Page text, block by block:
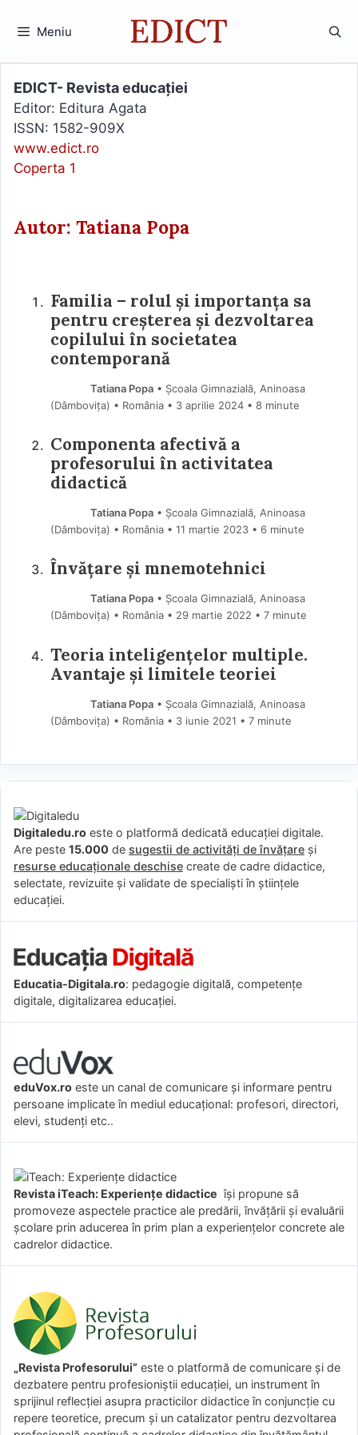
Meniu
EDICT- Revista educației
Editor: Editura Agata
ISSN: 1582-909X
www.edict.ro
Coperta 1
Autor: Tatiana Popa
Familia – rolul și importanța sa
pentru creșterea și dezvoltarea
copilului în societatea
contemporană
Tatiana Popa• Școala Gimnazială, Aninoasa
(Dâmboviţa) • România
3 aprilie 2024 • 8 minute
Componenta afectivă a
profesorului în activitatea
didactică
Tatiana Popa• Școala Gimnazială, Aninoasa
(Dâmboviţa) • România
11 martie 2023 • 6 minute
Învățare și mnemotehnici
Tatiana Popa• Școala Gimnazială, Aninoasa
(Dâmboviţa) • România
29 martie 2022 • 7 minute
Teoria inteligențelor multiple.
Avantaje și limitele teoriei
Tatiana Popa• Școala Gimnazială, Aninoasa
(Dâmboviţa) • România
3 iunie 2021 • 7 minute
Digitaledu.ro este o platformă dedicată educației digitale.
Are peste 15.000 de sugestii de activități de învățare și
resurse educaționale deschise create de cadre didactice,
selectate, revizuite și validate de specialiști în științele
educației.
Educatia-Digitala.ro: pedagogie digitală, competențe
digitale, digitalizarea educației.
eduVox.ro este un canal de comunicare și informare pentru
persoane implicate în mediul educațional: profesori, directori,
elevi, studenți etc..
Revista iTeach: Experienţe didactice îşi propune să
promoveze aspectele practice ale predării, învăţării şi evaluării
şcolare prin aducerea în prim plan a experienţelor concrete ale
cadrelor didactice.
„Revista Profesorului” este o platformă de comunicare și de
dezbatere pentru profesioniștii educației, un instrument în
sprijinul reflecției asupra practicilor didactice în conjuncție cu
repere teoretice, precum și un catalizator pentru dezvoltarea